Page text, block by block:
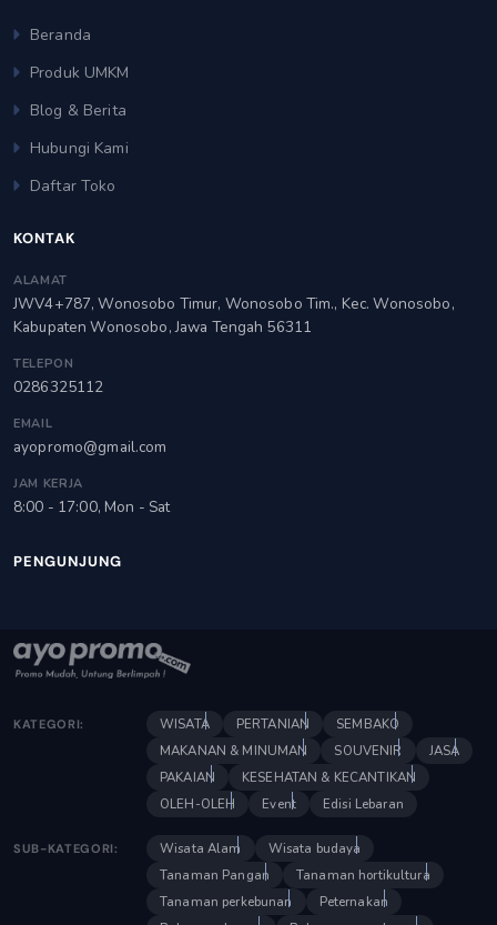
Beranda
Produk UMKM
Blog & Berita
Hubungi Kami
Daftar Toko
KONTAK
ALAMAT
JWV4+787, Wonosobo Timur, Wonosobo Tim., Kec. Wonosobo,
Kabupaten Wonosobo, Jawa Tengah 56311
TELEPON
0286325112
EMAIL
ayopromo@gmail.com
JAM KERJA
8:00 - 17:00, Mon - Sat
PENGUNJUNG
KATEGORI: WISATA PERTANIAN
SEMBAKO
MAKANAN & MINUMAN
SOUVENIR
JASA
PAKAIAN
KESEHATAN & KECANTIKAN
OLEH-OLEH
Event Edisi Lebaran
SUB-KATEGORI: Wisata Alam
Wisata budaya
Tanaman Pangan
Tanaman hortikultura
Tanaman perkebunan
Peternakan